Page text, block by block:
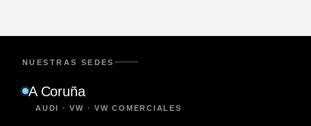
NUESTRAS SEDES
A Coruña
AUDI · VW · VW COMERCIALES